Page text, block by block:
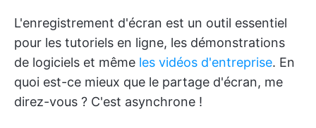
L'enregistrement d'écran est un outil essentiel
pour les tutoriels en ligne, les démonstrations
de logiciels et même les vidéos d'entreprise. En
quoi est-ce mieux que le partage d'écran, me
direz-vous ? C'est asynchrone !